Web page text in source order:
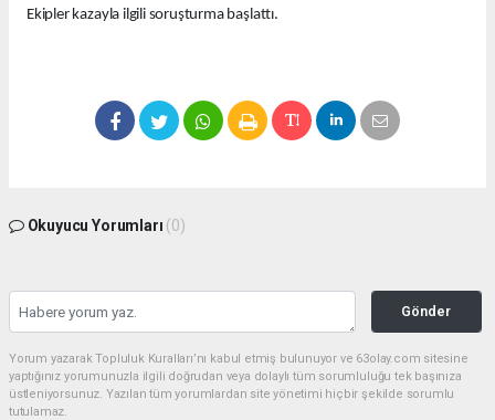
Ekipler kazayla ilgili soruşturma başlattı.
Okuyucu Yorumları (0)
Gönder
Yorum yazarak Topluluk Kuralları’nı kabul etmiş bulunuyor ve 63olay.com sitesine
yaptığınız yorumunuzla ilgili doğrudan veya dolaylı tüm sorumluluğu tek başınıza
üstleniyorsunuz. Yazılan tüm yorumlardan site yönetimi hiçbir şekilde sorumlu
tutulamaz.